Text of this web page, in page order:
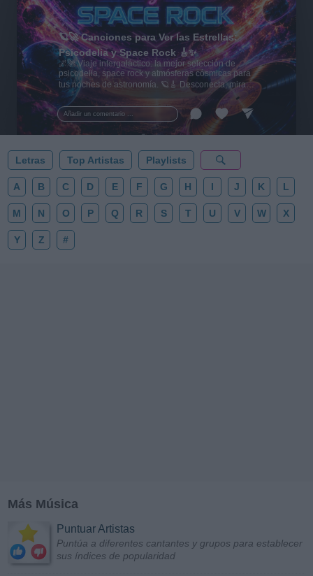
Añadir un comentario ...
🪐🚀 Canciones para Ver las Estrellas:
Psicodelia y Space Rock 🎸✨
🌌🚀 Viaje intergaláctico: la mejor selección de
psicodelia, space rock y atmósferas cósmicas para
tus noches de astronomía. 🪐🎸 Desconecta, mira
al firmamento y siente la gravedad cero. 💾 ¡Guarda
esta colección para tu próxima noche estrellada!
✨⭐
Letras Top Artistas Playlists
A B C D E F G H I J K L
M N O P Q R S T U V W X
Y Z #
Más Música
Puntuar Artistas
Puntúa a diferentes cantantes y grupos para establecer
sus índices de popularidad